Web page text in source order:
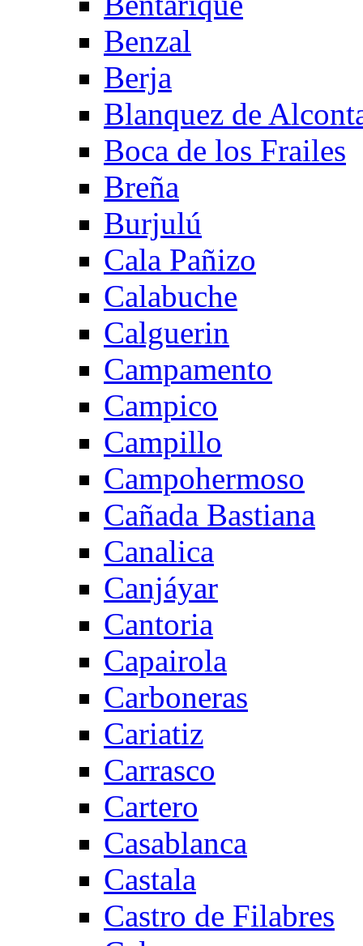
Benzal
Berja
Blanquez de
Boca de los Frailes
Breña
Burjulú
Cala Pañizo
Calabuche
Calguerin
Campamento
Campico
Campillo
Campohermoso
Cañada Bastiana
Canalica
Canjáyar
Cantoria
Capairola
Carboneras
Cariatiz
Carrasco
Cartero
Casablanca
Castala
Castro de Filabres